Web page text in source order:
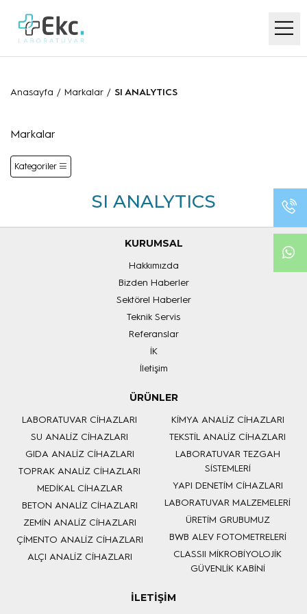
Anasayfa / Markalar / SI ANALYTICS
Markalar
Kategoriler
SI ANALYTICS
KURUMSAL
Hakkımızda
Bizden Haberler
Sektörel Haberler
Teknik Servis
Referanslar
İK
İletişim
ÜRÜNLER
LABORATUVAR CİHAZLARI
SU ANALİZ CİHAZLARI
GIDA ANALİZ CİHAZLARI
TOPRAK ANALİZ CİHAZLARI
MEDİKAL CİHAZLAR
BETON ANALİZ CİHAZLARI
ZEMİN ANALİZ CİHAZLARI
ÇİMENTO ANALİZ CİHAZLARI
ALÇI ANALİZ CİHAZLARI
KİMYA ANALİZ CİHAZLARI
TEKSTİL ANALİZ CİHAZLARI
LABORATUVAR TEZGAH
SİSTEMLERİ
YAPI DENETİM CİHAZLARI
LABORATUVAR MALZEMELERİ
ÜRETİM GRUBUMUZ
BWB ALEV FOTOMETRELERİ
CLASSII MİKROBİYOLOJİK
GÜVENLİK KABİNİ
İLETİŞİM